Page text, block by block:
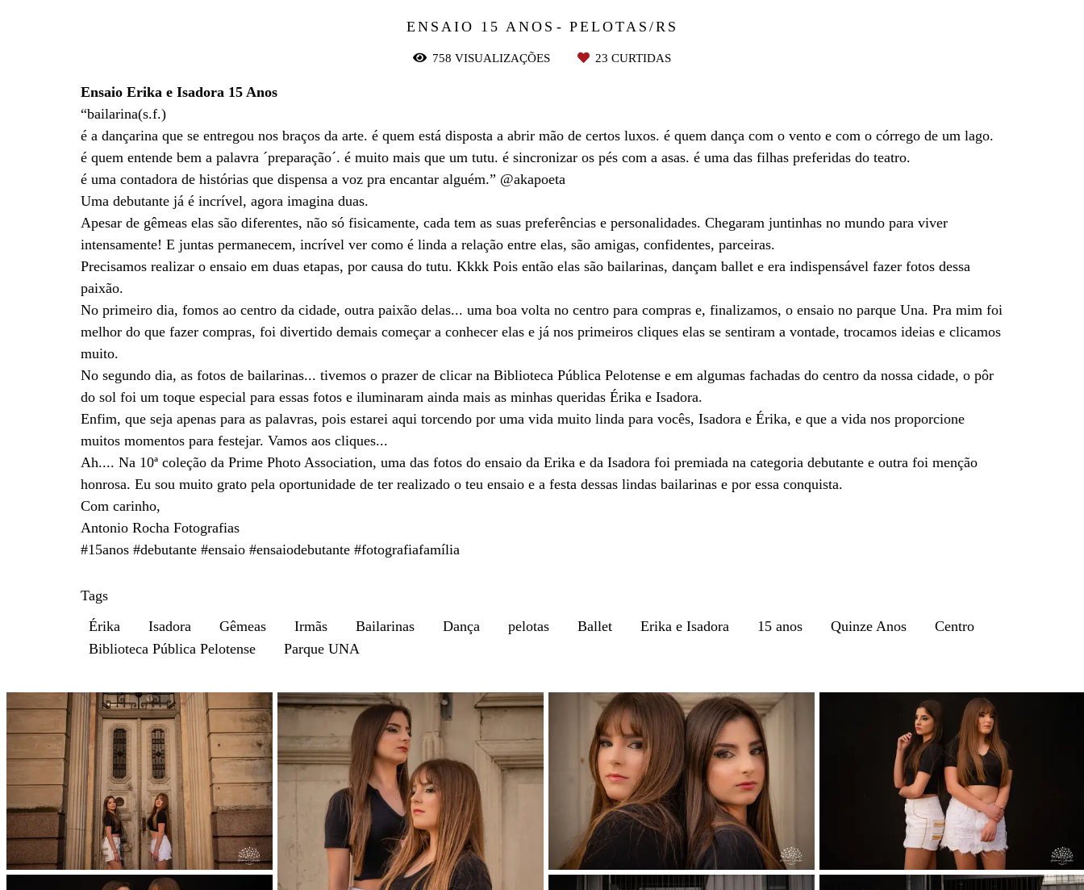
ENSAIO 15 ANOS PELOTAS/RS
758 VISUALIZAÇÕES 23 CURTIDAS
Ensaio Erika e Isadora 15 Anos
“bailarina(s.f.)
é a dançarina que se entregou nos braços da arte. é quem está disposta a abrir mão de certos luxos. é quem dança com o vento e com o córrego de um lago.
é quem entende bem a palavra ´preparação´. é muito mais que um tutu. é sincronizar os pés com a asas. é uma das filhas preferidas do teatro.
é uma contadora de histórias que dispensa a voz pra encantar alguém.” @akapoeta
Uma debutante já é incrível, agora imagina duas.
Apesar de gêmeas elas são diferentes, não só fisicamente, cada tem as suas preferências e personalidades. Chegaram juntinhas no mundo para viver
intensamente! E juntas permanecem, incrível ver como é linda a relação entre elas, são amigas, confidentes, parceiras.
Precisamos realizar o ensaio em duas etapas, por causa do tutu. Kkkk Pois então elas são bailarinas, dançam ballet e era indispensável fazer fotos dessa
paixão.
No primeiro dia, fomos ao centro da cidade, outra paixão delas... uma boa volta no centro para compras e, finalizamos, o ensaio no parque Una. Pra mim foi
melhor do que fazer compras, foi divertido demais começar a conhecer elas e já nos primeiros cliques elas se sentiram a vontade, trocamos ideias e clicamos
muito.
No segundo dia, as fotos de bailarinas... tivemos o prazer de clicar na Biblioteca Pública Pelotense e em algumas fachadas do centro da nossa cidade, o pôr
do sol foi um toque especial para essas fotos e iluminaram ainda mais as minhas queridas Érika e Isadora.
Enfim, que seja apenas para as palavras, pois estarei aqui torcendo por uma vida muito linda para vocês, Isadora e Érika, e que a vida nos proporcione
muitos momentos para festejar. Vamos aos cliques...
Ah.... Na 10ª coleção da Prime Photo Association, uma das fotos do ensaio da Erika e da Isadora foi premiada na categoria debutante e outra foi menção
honrosa. Eu sou muito grato pela oportunidade de ter realizado o teu ensaio e a festa dessas lindas bailarinas e por essa conquista.
Com carinho,
Antonio Rocha Fotografias
#15anos #debutante #ensaio #ensaiodebutante #fotografiafamília
Tags
Érika
Isadora Gêmeas Irmãs Bailarinas Dança pelotas Ballet Erika e Isadora 15 anos Quinze Anos
Centro
Biblioteca Pública Pelotense
Parque UNA